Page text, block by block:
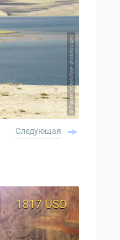
Следующая
1500 USD
1817 USD